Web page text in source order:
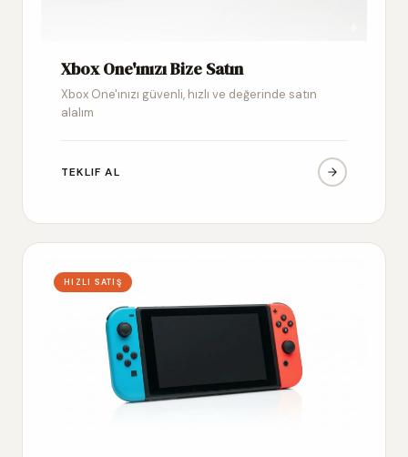
Xbox One'ınızı Bize Satın
Xbox One'ınızı güvenli, hızlı ve değerinde satın
alalım
TEKLIF AL
HIZLI SATIŞ